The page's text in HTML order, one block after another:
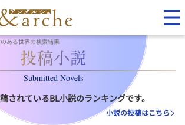
ある世界の検索結果
Submitted Novels
されているBL小説のランキングです。
小説の投稿はこちら